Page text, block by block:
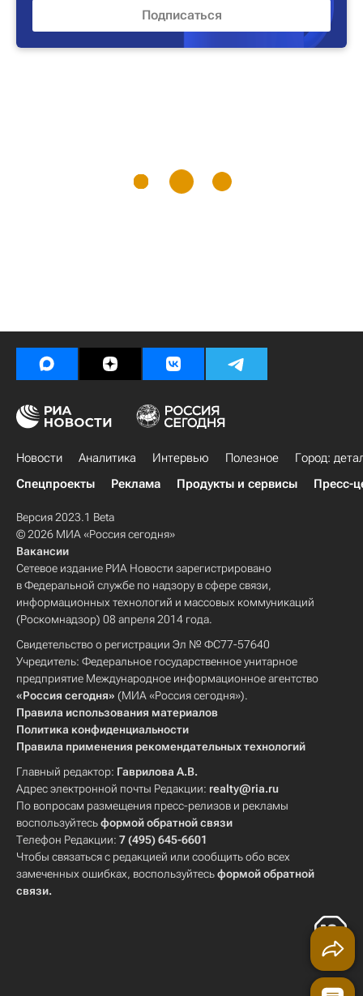
Новости Аналитика Интервью Полезное
Город:
Спецпроекты
Реклама Продукты и сервисы Пресс-
Версия 2023.1 Beta
© 2026 МИА «Россия сегодня»
Вакансии
Сетевое издание РИА Новости зарегистрировано
в Федеральной службе по надзору в сфере связи,
информационных технологий и массовых коммуникаций
(Роскомнадзор) 08 апреля 2014 года.
Свидетельство о регистрации Эл № ФС77-57640
Учредитель: Федеральное государственное унитарное
предприятие Международное информационное агентство
«Россия сегодня» (МИА «Россия сегодня»).
Правила использования материалов
Политика конфиденциальности
Правила применения рекомендательных технологий
Главный редактор: Гаврилова А.В.
Адрес электронной почты Редакции: realty@ria.ru
По вопросам размещения пресс-релизов и рекламы
воспользуйтесьформой обратной связи
Телефон Редакции: 7 (495) 645-6601
Чтобы связаться с редакцией или сообщить обо всех
замеченных ошибках, воспользуйтесьформой обратной
связи.